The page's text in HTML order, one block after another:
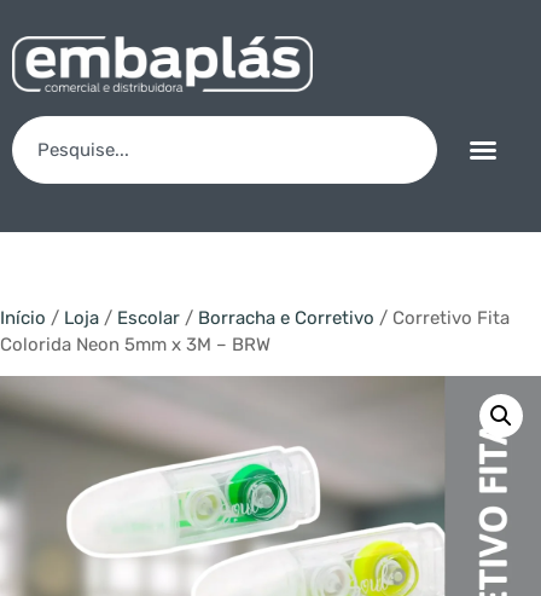
Início / Loja / Escolar / Borracha e Corretivo / Corretivo Fita
Colorida Neon 5mm x 3M – BRW